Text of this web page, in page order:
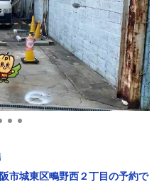
市城東区鴫野西２丁目の予約で